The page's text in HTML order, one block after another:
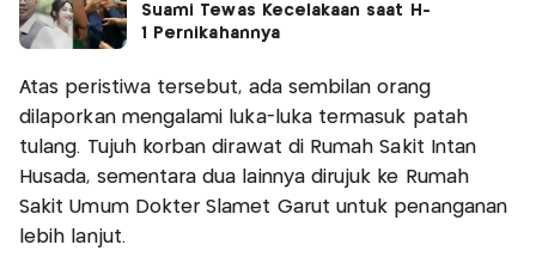
Suami Tewas Kecelakaan saat H-
1 Pernikahannya
Atas peristiwa tersebut, ada sembilan orang
dilaporkan mengalami luka-luka termasuk patah
tulang. Tujuh korban dirawat di Rumah Sakit Intan
Husada, sementara dua lainnya dirujuk ke Rumah
Sakit Umum Dokter Slamet Garut untuk penanganan
lebih lanjut.